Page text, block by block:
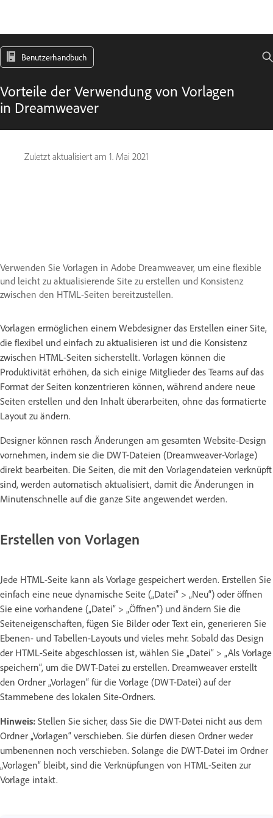
Benutzerhandbuch
Vorteile der Verwendung von Vorlagen
in Dreamweaver
Zuletzt aktualisiert am 1. Mai 2021
Verwenden Sie Vorlagen in Adobe Dreamweaver, um eine flexible
und leicht zu aktualisierende Site zu erstellen und Konsistenz
zwischen den HTML-Seiten bereitzustellen.
Vorlagen ermöglichen einem Webdesigner das Erstellen einer Site,
die flexibel und einfach zu aktualisieren ist und die Konsistenz
zwischen HTML-Seiten sicherstellt. Vorlagen können die
Produktivität erhöhen, da sich einige Mitglieder des Teams auf das
Format der Seiten konzentrieren können, während andere neue
Seiten erstellen und den Inhalt überarbeiten, ohne das formatierte
Layout zu ändern.
Designer können rasch Änderungen am gesamten Website-Design
vornehmen, indem sie die DWT-Dateien (Dreamweaver-Vorlage)
direkt bearbeiten. Die Seiten, die mit den Vorlagendateien verknüpft
sind, werden automatisch aktualisiert, damit die Änderungen in
Minutenschnelle auf die ganze Site angewendet werden.
Erstellen von Vorlagen
Jede HTML-Seite kann als Vorlage gespeichert werden. Erstellen Sie
einfach eine neue dynamische Seite („Datei“ > „Neu“) oder öffnen
Sie eine vorhandene („Datei“ > „Öffnen“) und ändern Sie die
Seiteneigenschaften, fügen Sie Bilder oder Text ein, generieren Sie
Ebenen- und Tabellen-Layouts und vieles mehr. Sobald das Design
der HTML-Seite abgeschlossen ist, wählen Sie „Datei“ > „Als Vorlage
speichern“, um die DWT-Datei zu erstellen. Dreamweaver erstellt
den Ordner „Vorlagen“ für die Vorlage (DWT-Datei) auf der
Stammebene des lokalen Site-Ordners.
Hinweis: Stellen Sie sicher, dass Sie die DWT-Datei nicht aus dem
Ordner „Vorlagen“ verschieben. Sie dürfen diesen Ordner weder
umbenennen noch verschieben. Solange die DWT-Datei im Ordner
„Vorlagen“ bleibt, sind die Verknüpfungen von HTML-Seiten zur
Vorlage intakt.